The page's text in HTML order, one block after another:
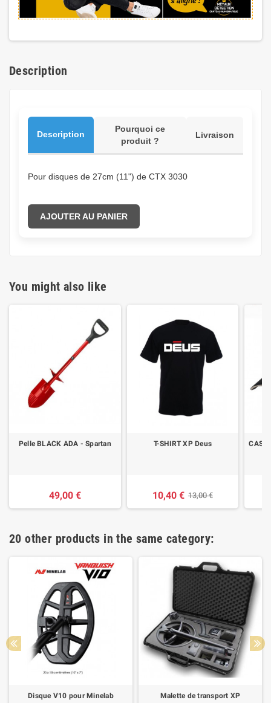
Description
Description
Pourquoi ce
produit ?
Livraison
Pour disques de 27cm (11") de CTX 3030
AJOUTER AU PANIER
You might also like
Pelle BLACK ADA - Spartan
49,00 €
T-SHIRT XP Deus
10,40 € 13,00 €
20 other products in the same category:
Disque V10 pour Minelab
Malette de transport XP